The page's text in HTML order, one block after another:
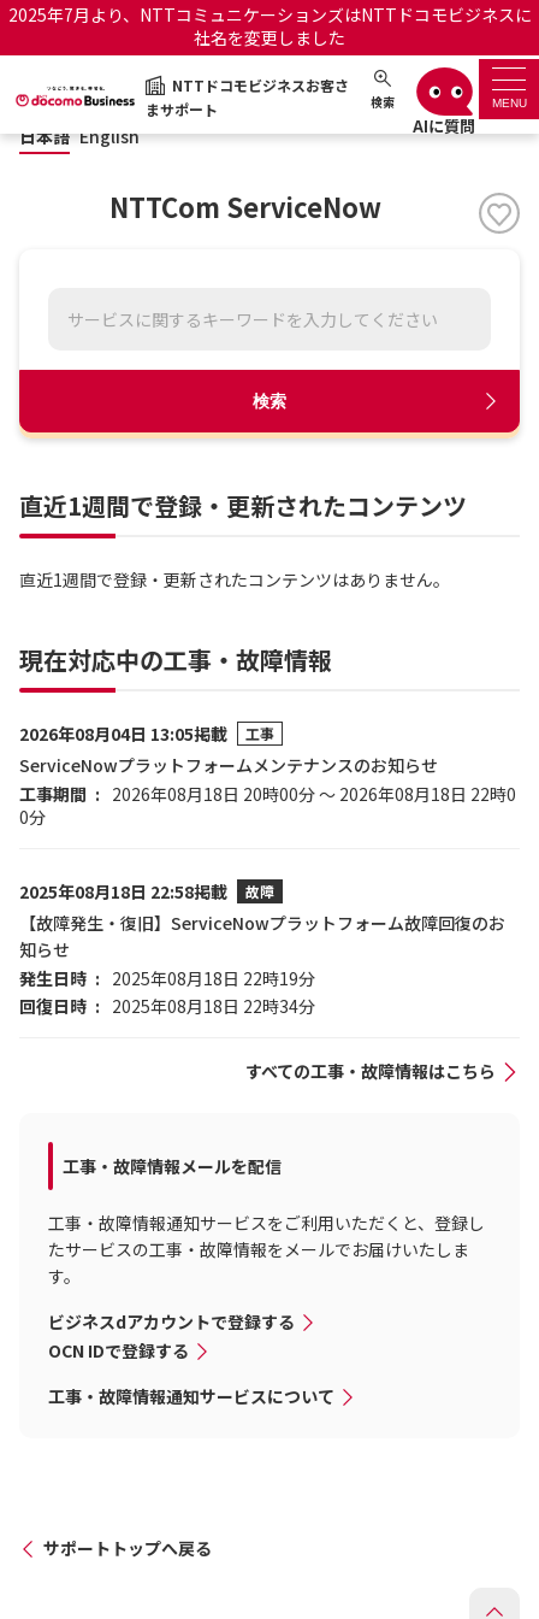
2025年7月より、NTTコミュニケーションズはNTTドコモビジネスに
社名を変更しました
NTTドコモビジネスお客さ
まサポート
検索 MENU
NTTドコモビジネスお客さまサポート 日本語 English
サポートトップ
サービス名から探す
OCNのお客さまはこちら
ビス
オフィシャルサイト
日本語 English
NTTCom ServiceNow
検索
直近1週間で登録・更新されたコンテンツ
直近1週間で登録・更新されたコンテンツはありません。
現在対応中の工事・故障情報
2026年08月04日 13:05掲載 工事
ServiceNowプラットフォームメンテナンスのお知らせ
工事期間
2026年08月18日 20時00分 ～ 2026年08月18日 22時0
0分
2025年08月18日 22:58掲載 故障
【故障発生・復旧】ServiceNowプラットフォーム故障回復のお
知らせ
発生日時
2025年08月18日 22時19分
回復日時
2025年08月18日 22時34分
すべての工事・故障情報はこちら
工事・故障情報メールを配信
工事・故障情報通知サービスをご利用いただくと、登録し
たサービスの工事・故障情報をメールでお届けいたしま
す。
ビジネスdアカウントで登録する
OCN IDで登録する
工事・故障情報通知サービスについて
サポートトップへ戻る